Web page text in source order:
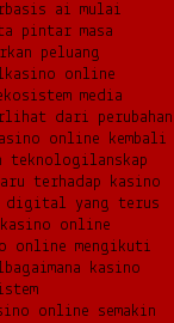
ai mulai
pintar masa
peluang
kasino online
media
dari perubahan
online kembali
teknologilanskap
terhadap kasino
digital yang terus
kasino online
online mengikuti
bagaimana kasino
online semakin